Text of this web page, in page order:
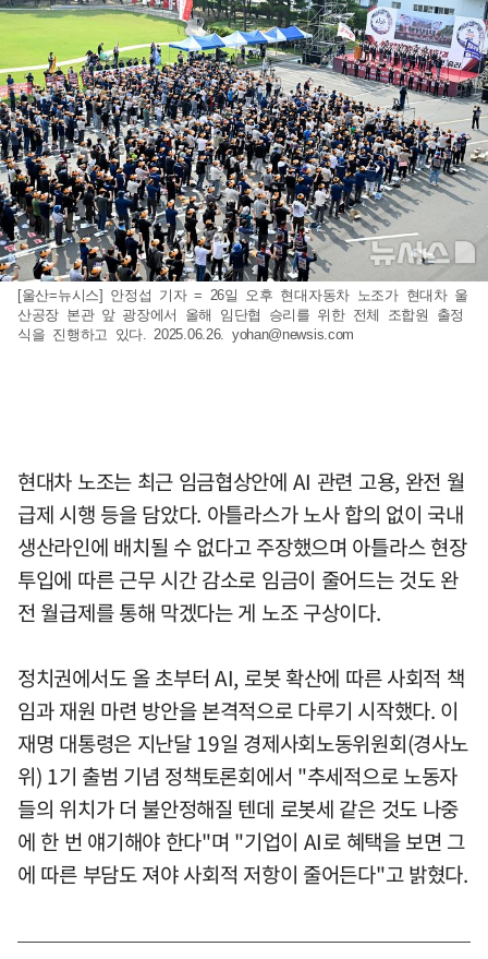
[울산=뉴시스] 안정섭 기자 = 26일 오후 현대자동차 노조가 현대차 울
산공장 본관 앞 광장에서 올해 임단협 승리를 위한 전체 조합원 출정
식을 진행하고 있다. 2025.06.26. yohan@newsis.com
현대차 노조는 최근 임금협상안에 AI 관련 고용, 완전 월
급제 시행 등을 담았다. 아틀라스가 노사 합의 없이 국내
생산라인에 배치될 수 없다고 주장했으며 아틀라스 현장
투입에 따른 근무 시간 감소로 임금이 줄어드는 것도 완
전 월급제를 통해 막겠다는 게 노조 구상이다.
정치권에서도 올 초부터 AI, 로봇 확산에 따른 사회적 책
임과 재원 마련 방안을 본격적으로 다루기 시작했다. 이
재명 대통령은 지난달 19일 경제사회노동위원회(경사노
위) 1기 출범 기념 정책토론회에서 "추세적으로 노동자
들의 위치가 더 불안정해질 텐데 로봇세 같은 것도 나중
에 한 번 얘기해야 한다"며 "기업이 AI로 혜택을 보면 그
에 따른 부담도 져야 사회적 저항이 줄어든다"고 밝혔다.